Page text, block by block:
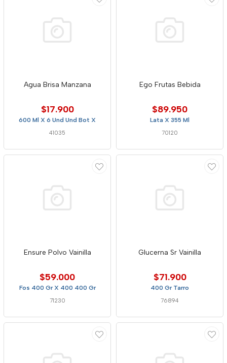
Agua Brisa Manzana
$17.900
600 Ml X 6 Und Und Bot X
41035
Ego Frutas Bebida
$89.950
Lata X 355 Ml
70120
Ensure Polvo Vainilla
$59.000
Fos 400 Gr X 400 400 Gr
71230
Glucerna Sr Vainilla
$71.900
400 Gr Tarro
76894